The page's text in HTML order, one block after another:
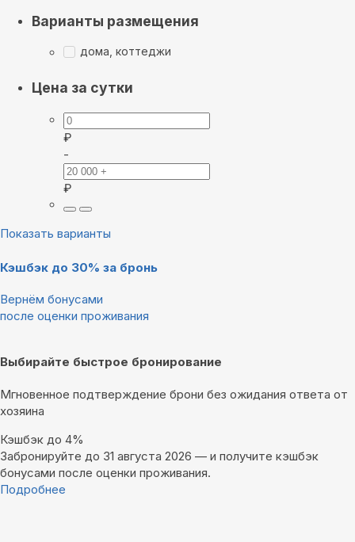
Варианты размещения
дома, коттеджи
Цена за сутки
₽
-
₽
Показать варианты
Кэшбэк до 30% за бронь
Вернём бонусами
после оценки проживания
Выбирайте быстрое бронирование
Мгновенное подтверждение брони без ожидания ответа от
хозяина
Кэшбэк до 4%
Забронируйте до 31 августа 2026 — и получите кэшбэк
бонусами после оценки проживания.
Подробнее